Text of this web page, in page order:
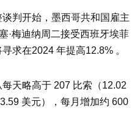
判开始，墨西哥共和国雇主
·梅迪纳周二接受西班牙埃菲
求在2024 年提高12.8% 。
天略高于 207 比索（12.02
美元），每月增加约 600